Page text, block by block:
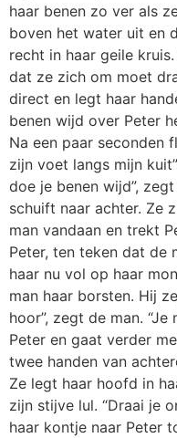
haar benen zo ver als
boven het water uit en
recht in haar geile
dat ze zich om moet
direct en legt haar
benen wijd over Peter
Na een paar seconden
zijn voet langs mijn
doe je benen wijd”,
schuift naar achter. Ze
man vandaan en trekt
Peter, ten teken dat de
haar nu vol op haar
man haar borsten. Hij
hoor”, zegt de man.
Peter en gaat verder
twee handen van
Ze legt haar hoofd in
zijn stijve lul. “Draai je
haar kontje naar Peter